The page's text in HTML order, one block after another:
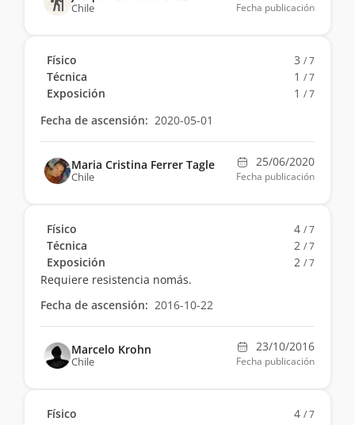
Chile Fecha publicación
Físico 3 / 7
Técnica 1 / 7
Exposición 1 / 7
Fecha de ascensión: 2020-05-01
Maria Cristina Ferrer Tagle
Chile
25/06/2020
Fecha publicación
Físico 4 / 7
Técnica 2 / 7
Exposición 2 / 7
Requiere resistencia nomás.
Fecha de ascensión: 2016-10-22
Marcelo Krohn
Chile
23/10/2016
Fecha publicación
Físico 4 / 7